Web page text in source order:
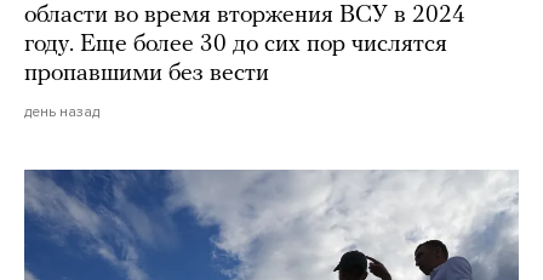
области во время вторжения ВСУ в 2024
году. Еще более 30 до сих пор числятся
пропавшими без вести
день назад